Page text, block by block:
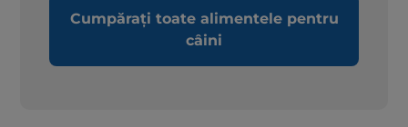
Cumpărați toate alimentele pentru
câini